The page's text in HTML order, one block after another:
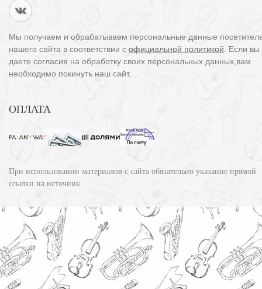
Мы получаем и обрабатываем персональные данные
нашего сайта в соответствии с официальной политикой . Если
даете согласия на обработку своих персональных данных,вам
необходимо покинуть наш сайт.
ОПЛАТА
При использовании материалов с сайта обязательно указание прямой
ссылки на источник.